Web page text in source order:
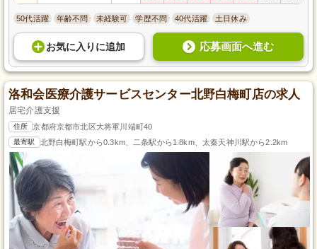
50代活躍 年齢不問 未経験可 学歴不問 40代活躍 土日休み
お気に入り に追加 応募画面へ進む
洛和会医療介護サービスセンター北野白梅町店の求人
居宅介護支援
住所 京都府京都市北区大将軍川端町40
最寄駅 北野白梅町駅から0.3km、二条駅から1.8km、太秦天神川駅から2.2km